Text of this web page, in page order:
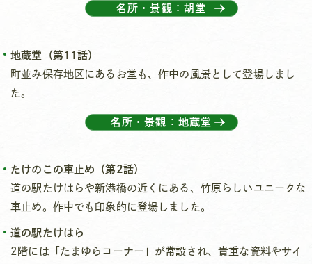
名所・景観：胡堂
地蔵堂（第11話）
町並み保存地区にあるお堂も、作中の風景として登場しまし
た。
名所・景観：地蔵堂
たけのこの車止め（第2話）
道の駅たけはらや新港橋の近くにある、竹原らしいユニークな
車止め。作中でも印象的に登場しました。
道の駅たけはら
2階には「たまゆらコーナー」が常設され、貴重な資料やサイ